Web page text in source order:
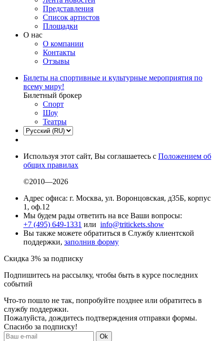
Представления
Список артистов
Площадки
О нас
О компании
Контакты
Отзывы
Билеты на спортивные и культурные мероприятия по
всему миру!
Билетный брокер
Спорт
Шоу
Театры
Используя этот сайт, Вы соглашаетесь с Положением об
общих правилах
©2010—2026
Адрес офиса: г. Москва, ул. Воронцовская, д35Б, корпус
1, оф.12
Мы будем рады ответить на все Ваши вопросы:
+7 (495) 649-1331 или info@tritickets.show
Вы также можете обратиться в Службу клиентской
поддержки, заполнив форму
Скидка 3% за подписку
Подпишитесь на рассылку, чтобы быть в курсе последних
событий
Что-то пошло не так, попробуйте позднее или обратитесь в
службу поддержки.
Пожалуйста, дождитесь подтверждения отправки формы.
Спасибо за подписку!
Ok